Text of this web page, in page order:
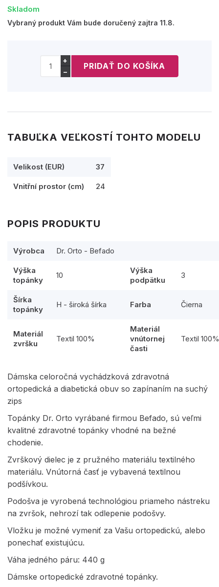
Skladom
Vybraný produkt Vám bude doručený zajtra 11.8.
+
−
TABUĽKA VEĽKOSTÍ TOHTO MODELU
Velikost (EUR) 37
Vnitřní prostor (cm) 24
POPIS PRODUKTU
Výrobca Dr. Orto - Befado
Výška
topánky
10
Výška
podpätku
3
Šírka
topánky
H - široká šírka Farba Čierna
Materiál
zvršku
Textil 100%
Materiál
vnútornej
časti
Textil 100%
Dámska celoročná vychádzková zdravotná
ortopedická a diabetická obuv so zapínaním na suchý
zips
Topánky Dr. Orto vyrábané firmou Befado, sú veľmi
kvalitné zdravotné topánky vhodné na bežné
chodenie.
Zvrškový dielec je z pružného materiálu textilného
materiálu. Vnútorná časť je vybavená textilnou
podšívkou.
Podošva je vyrobená technológiou priameho nástreku
na zvršok, nehrozí tak odlepenie podošvy.
Vložku je možné vymeniť za Vašu ortopedickú, alebo
ponechať existujúcu.
Váha jedného páru: 440 g
Dámske ortopedické zdravotné topánky.